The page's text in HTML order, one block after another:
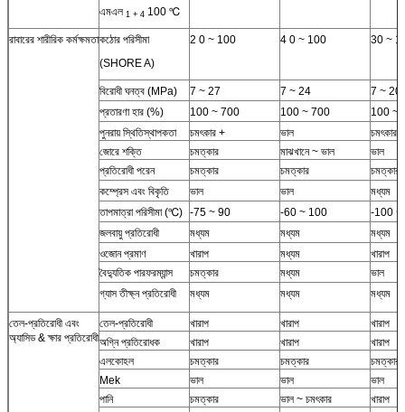
এমএল 1 + 4 100 ℃
রাবারের শারীরিক কর্মক্ষমতাকঠোর পরিসীমা
(SHORE A)
2 0 ~ 100 4 0 ~ 100 30 ~
বিরোধী ঘনত্ব (MPa) 7 ~ 27 7 ~ 24
7 ~ 20
প্রতারণা হার (%)
100 ~ 700 100 ~ 700
100 ~
পুনরায় স্থিতিস্থাপকতা
চমৎকার + ভাল
চমৎকার +
জোরে শক্তি
চমত্কার মাঝখানে ~ ভাল
ভাল
প্রতিরোধী পরেন
চমত্কার চমত্কার
চমত্কার
কম্প্রেস এবং বিকৃতি
ভাল ভাল
মধ্যম
তাপমাত্রা পরিসীমা (℃) -75 ~ 90 -60 ~ 100
-100 ~
জলবায়ু প্রতিরোধী
মধ্যম মধ্যম
মধ্যম
ওজোন প্রমাণ
খারাপ মধ্যম
খারাপ
বৈদ্যুতিক পারফরম্যান্স
চমত্কার মধ্যম
ভাল
গ্যাস তীক্ষ্ন প্রতিরোধী
মধ্যম মধ্যম মধ্যম
তেল-প্রতিরোধী এবং
অ্যাসিড & ক্ষার প্রতিরোধী
তেল-প্রতিরোধী খারাপ খারাপ
খারাপ
অগ্নি প্রতিরোধক
খারাপ খারাপ
খারাপ
এলকোহল
চমত্কার চমত্কার
চমত্কার
Mek
ভাল ভাল
ভাল
পানি
চমত্কার ভাল ~ চমৎকার
খারাপ